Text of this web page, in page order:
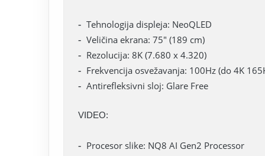
Tehnologija displeja: NeoQLED
Veličina ekrana: 75" (189 cm)
Rezolucija: 8K (7.680 x 4.320)
Frekvencija osvežavanja: 100Hz (do 4K
Antirefleksivni sloj: Glare Free
VIDEO:
Procesor slike: NQ8 AI Gen2 Processor